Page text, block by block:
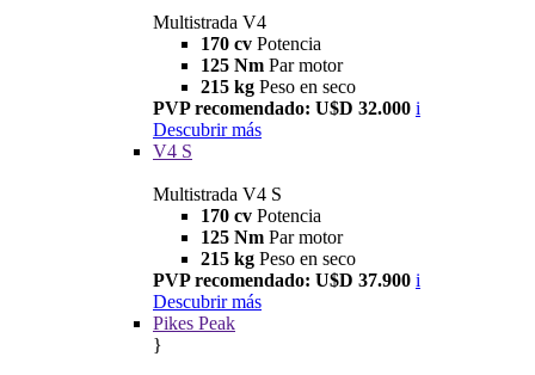
Multistrada V4
170 cv Potencia
125 Nm Par motor
215 kg Peso en seco
PVP recomendado: U$D 32.000 i
Descubrir más
V4 S
Multistrada V4 S
170 cv Potencia
125 Nm Par motor
215 kg Peso en seco
PVP recomendado: U$D 37.900 i
Descubrir más
Pikes Peak
}